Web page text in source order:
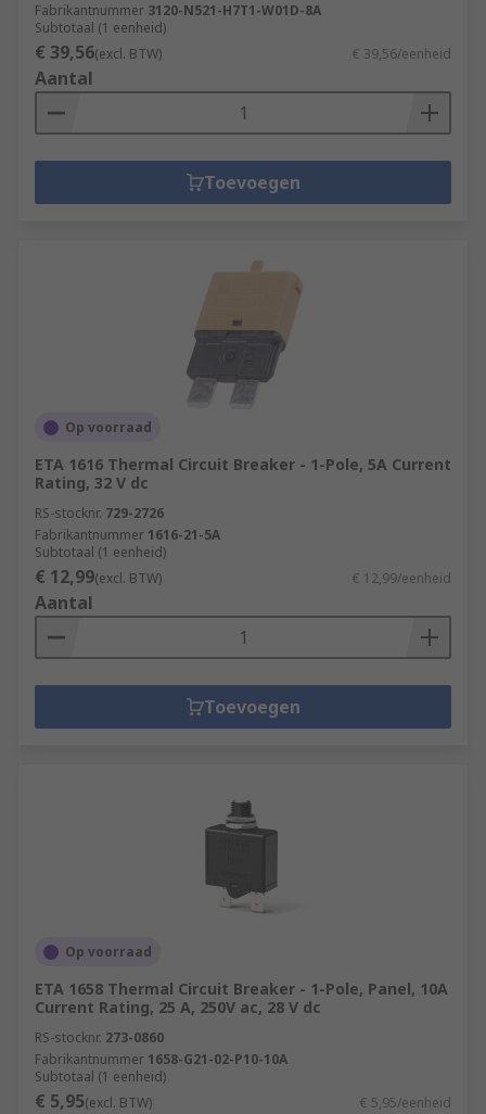
Fabrikantnummer 3120-N521-H7T1-W01D-8A
Subtotaal (1 eenheid)
€ 39,56(excl. BTW) € 39,56/eenheid
Aantal
Toevoegen
Op voorraad
ETA 1616 Thermal Circuit Breaker - 1-Pole, 5A Current
Rating, 32 V dc
RS-stocknr. 729-2726
Fabrikantnummer 1616-21-5A
Subtotaal (1 eenheid)
€ 12,99(excl. BTW) € 12,99/eenheid
Aantal
Toevoegen
Op voorraad
ETA 1658 Thermal Circuit Breaker - 1-Pole, Panel, 10A
Current Rating, 25 A, 250V ac, 28 V dc
RS-stocknr. 273-0860
Fabrikantnummer 1658-G21-02-P10-10A
Subtotaal (1 eenheid)
€ 5,95(excl. BTW) € 5,95/eenheid